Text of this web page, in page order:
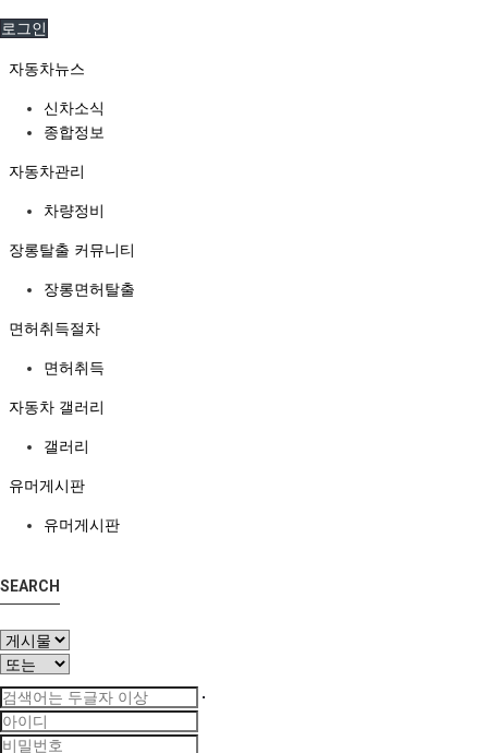
로그인
자동차뉴스
신차소식
종합정보
자동차관리
차량정비
장롱탈출 커뮤니티
장롱면허탈출
면허취득절차
면허취득
자동차 갤러리
갤러리
유머게시판
유머게시판
SEARCH